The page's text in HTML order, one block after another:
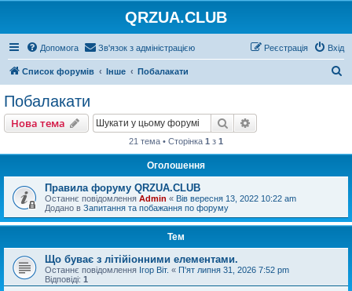
QRZUA.CLUB
Допомога Зв'язок з адміністрацією Вхід
Реєстрація
Список форумів Інше Побалакати
Побалакати
Нова тема Пошук
21 тема • Сторінка 1 з 1
Оголошення
Правила форуму QRZUA.CLUB
Останнє повідомлення Admin « Вів вересня 13, 2022 10:22 am
Додано в Запитання та побажання по форуму
Тем
Що буває з літійіонними елементами.
Останнє повідомлення Ігор Віт. « П'ят липня 31, 2026 7:52 pm
Відповіді: 1